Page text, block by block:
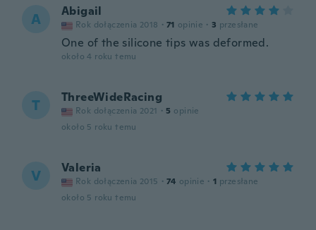
A Abigail
Rok dołączenia 2018 · 71 opinie · 3 przesłane
One of the silicone tips was deformed.
około 4 roku temu
T ThreeWideRacing
Rok dołączenia 2021 · 5 opinie
około 5 roku temu
V Valeria
Rok dołączenia 2015 · 74 opinie · 1 przesłane
około 5 roku temu